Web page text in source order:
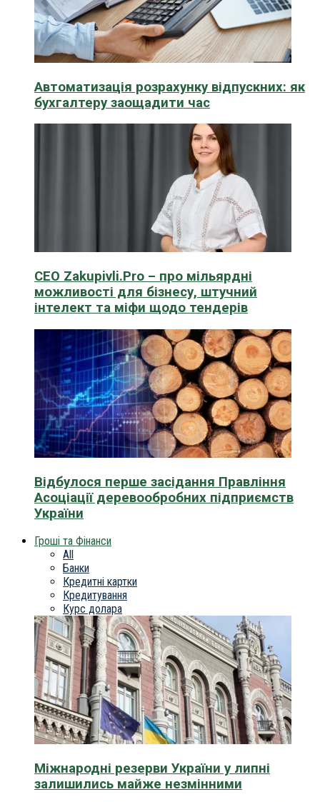
Автоматизація розрахунку відпускних: як
бухгалтеру заощадити час
CEO Zakupivli.Pro – про мільярдні
можливості для бізнесу, штучний
інтелект та міфи щодо тендерів
Відбулося перше засідання Правління
Асоціації деревообробних підприємств
України
Гроші та Фінанси
All
Банки
Кредитні картки
Кредитування
Курс долара
Міжнародні резерви України у липні
залишились майже незмінними